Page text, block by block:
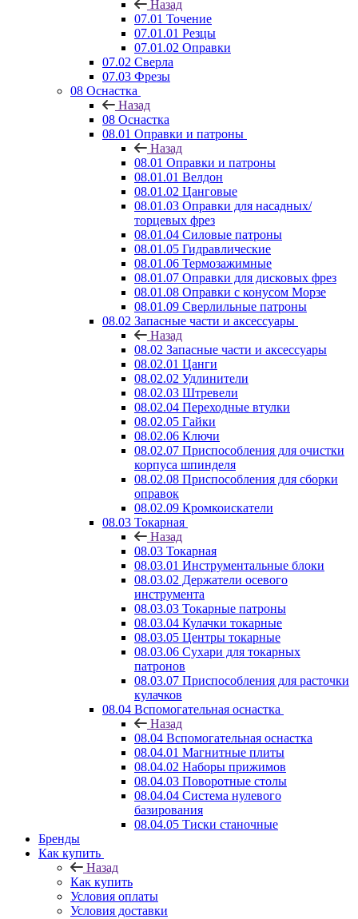
Назад
07.01 Точение
07.01.01 Резцы
07.01.02 Оправки
07.02 Сверла
07.03 Фрезы
08 Оснастка
Назад
08 Оснастка
08.01 Оправки и патроны
Назад
08.01 Оправки и патроны
08.01.01 Велдон
08.01.02 Цанговые
08.01.03 Оправки для насадных/
торцевых фрез
08.01.04 Силовые патроны
08.01.05 Гидравлические
08.01.06 Термозажимные
08.01.07 Оправки для дисковых фрез
08.01.08 Оправки с конусом Морзе
08.01.09 Сверлильные патроны
08.02 Запасные части и аксессуары
Назад
08.02 Запасные части и аксессуары
08.02.01 Цанги
08.02.02 Удлинители
08.02.03 Штревели
08.02.04 Переходные втулки
08.02.05 Гайки
08.02.06 Ключи
08.02.07 Приспособления для очистки
корпуса шпинделя
08.02.08 Приспособления для сборки
оправок
08.02.09 Кромкоискатели
08.03 Токарная
Назад
08.03 Токарная
08.03.01 Инструментальные блоки
08.03.02 Держатели осевого
инструмента
08.03.03 Токарные патроны
08.03.04 Кулачки токарные
08.03.05 Центры токарные
08.03.06 Сухари для токарных
патронов
08.03.07 Приспособления для расточки
кулачков
08.04 Вспомогательная оснастка
Назад
08.04 Вспомогательная оснастка
08.04.01 Магнитные плиты
08.04.02 Наборы прижимов
08.04.03 Поворотные столы
08.04.04 Система нулевого
базирования
08.04.05 Тиски станочные
Бренды
Как купить
Назад
Как купить
Условия оплаты
Условия доставки